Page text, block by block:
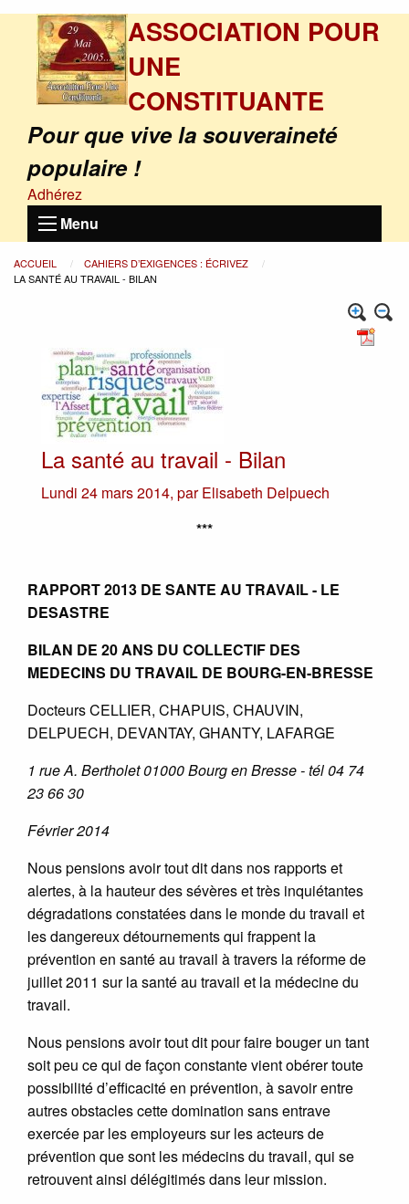
ASSOCIATION POUR
UNE
CONSTITUANTE
Pour que vive la souveraineté
populaire !
Adhérez
Menu
ACCUEIL
CAHIERS D’EXIGENCES : ÉCRIVEZ
LA SANTÉ AU TRAVAIL - BILAN
La santé au travail - Bilan
Lundi 24 mars 2014, parElisabeth Delpuech
***
RAPPORT 2013 DE SANTE AU TRAVAIL - LE
DESASTRE
BILAN DE 20 ANS DU COLLECTIF DES
MEDECINS DU TRAVAIL DE BOURG-EN-BRESSE
Docteurs CELLIER, CHAPUIS, CHAUVIN,
DELPUECH, DEVANTAY, GHANTY, LAFARGE
1 rue A. Bertholet 01000 Bourg en Bresse - tél 04 74
23 66 30
Février 2014
Nous pensions avoir tout dit dans nos rapports et
alertes, à la hauteur des sévères et très inquiétantes
dégradations constatées dans le monde du travail et
les dangereux détournements qui frappent la
prévention en santé au travail à travers la réforme de
juillet 2011 sur la santé au travail et la médecine du
travail.
Nous pensions avoir tout dit pour faire bouger un tant
soit peu ce qui de façon constante vient obérer toute
possibilité d’efficacité en prévention, à savoir entre
autres obstacles cette domination sans entrave
exercée par les employeurs sur les acteurs de
prévention que sont les médecins du travail, qui se
retrouvent ainsi délégitimés dans leur mission.